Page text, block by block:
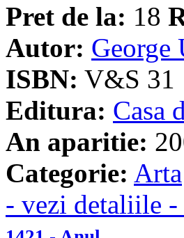
Pret de la: 18
Autor: George
ISBN: V&S 31
Editura: Casa
An aparitie:
Categorie: Arta
- vezi detaliile -